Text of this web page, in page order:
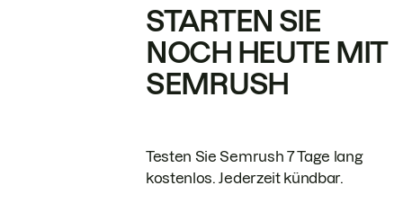
STARTEN SIE
NOCH HEUTE MIT
SEMRUSH
Testen Sie Semrush 7 Tage lang
kostenlos. Jederzeit kündbar.